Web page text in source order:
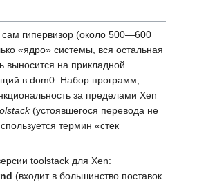
сам гипервизор (около 500—600
«ядро» системы, вся остальная
выносится на прикладной
в dom0. Набор программ,
за пределами Xen
(устоявшегося перевода не
термин «стек
toolstack для Xen:
(входит в большинство поставок